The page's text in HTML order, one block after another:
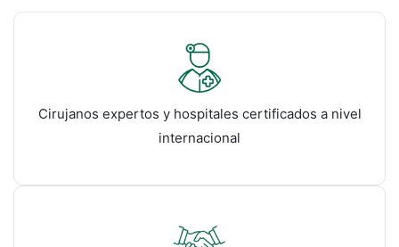
Cirujanos expertos y hospitales certificados a nivel
internacional